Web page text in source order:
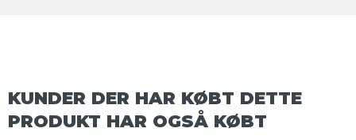
KUNDER DER HAR KØBT DETTE
PRODUKT HAR OGSÅ KØBT